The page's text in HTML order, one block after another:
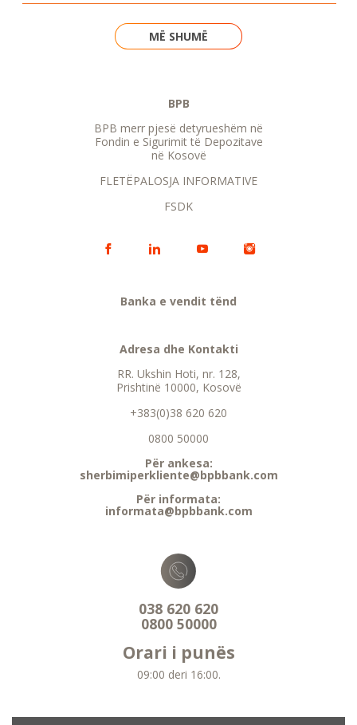
MË SHUMË
BPB
BPB merr pjesë detyrueshëm në
Fondin e Sigurimit të Depozitave
në Kosovë
FLETËPALOSJA INFORMATIVE
FSDK
Banka e vendit tënd
Adresa dhe Kontakti
RR. Ukshin Hoti, nr. 128,
Prishtinë 10000, Kosovë
+383(0)38 620 620
0800 50000
Për ankesa:
sherbimiperkliente@bpbbank.com
Për informata:
informata@bpbbank.com
038 620 620
0800 50000
Orari i punës
09:00 deri 16:00.